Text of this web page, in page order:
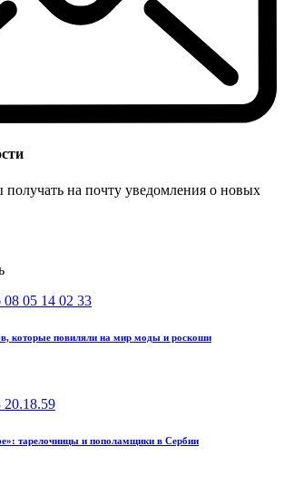
на почту уведомления о новых
которые повиляли на мир моды и роскоши
тарелочницы и пополамщики в Сербии